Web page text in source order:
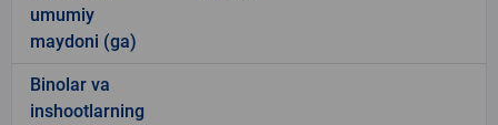
umumiy
maydoni (ga)
Binolar va
inshootlarning